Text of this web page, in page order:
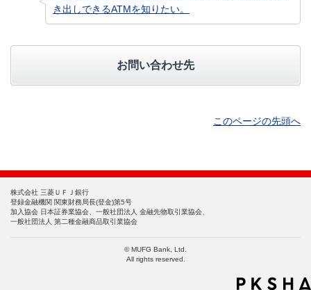
き出しできるATMを知りたい。
お問い合わせ先
このページの先頭へ
株式会社 三菱ＵＦＪ銀行
登録金融機関 関東財務局長(登金)第5号
加入協会 日本証券業協会、一般社団法人 金融先物取引業協会、
一般社団法人 第二種金融商品取引業協会
© MUFG Bank, Ltd.
All rights reserved.